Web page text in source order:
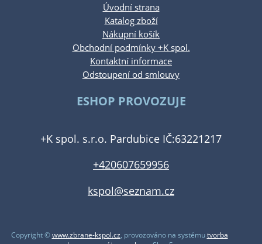
Úvodní strana
Katalog zboží
Nákupní košík
Obchodní podmínky +K spol.
Kontaktní informace
Odstoupení od smlouvy
ESHOP PROVOZUJE
+K spol. s.r.o. Pardubice IČ:63221217
+420607659956
kspol@seznam.cz
Copyright ©www.zbrane-kspol.cz, provozováno na systémutvorba